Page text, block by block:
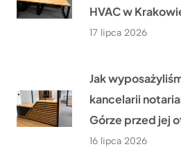
HVAC w
17 lipca 2026
Jak
kancelarii
Górze przed jej
16 lipca 2026